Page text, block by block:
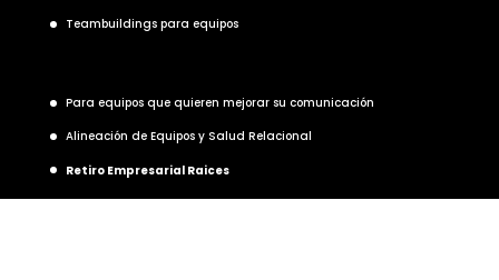
Teambuildings para equipos
Para equipos que quieren mejorar su comunicación
Alineación de Equipos y Salud Relacional
Retiro Empresarial Raices